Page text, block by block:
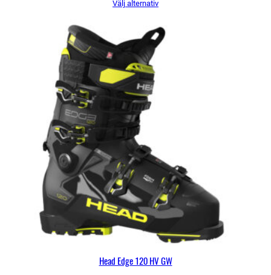
priset
990 kr.
priset
590 kr.
Välj alternativ
Head Edge 120 HV GW